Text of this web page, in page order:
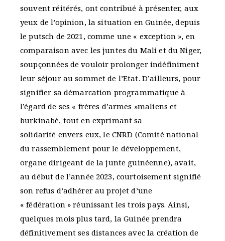
souvent réitérés, ont contribué à présenter, aux
yeux de l’opinion, la situation en Guinée, depuis
le putsch de 2021, comme une « exception », en
comparaison avec les juntes du Mali et du Niger,
soupçonnées de vouloir prolonger indéfiniment
leur séjour au sommet de l’Etat. D’ailleurs, pour
signifier sa démarcation programmatique à
l’égard de ses « frères d’armes »maliens et
burkinabè, tout en exprimant sa
solidarité envers eux, le CNRD (Comité national
du rassemblement pour le développement,
organe dirigeant de la junte guinéenne), avait,
au début de l’année 2023, courtoisement signifié
son refus d’adhérer au projet d’une
« fédération » réunissant les trois pays. Ainsi,
quelques mois plus tard, la Guinée prendra
définitivement ses distances avec la création de